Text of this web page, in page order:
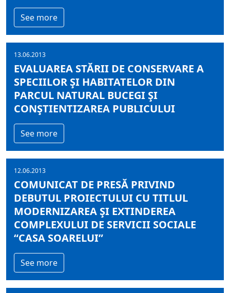
See more
13.06.2013
EVALUAREA STĂRII DE CONSERVARE A
SPECIILOR ŞI HABITATELOR DIN
PARCUL NATURAL BUCEGI ŞI
CONŞTIENTIZAREA PUBLICULUI
See more
12.06.2013
COMUNICAT DE PRESĂ PRIVIND
DEBUTUL PROIECTULUI CU TITLUL
MODERNIZAREA ŞI EXTINDEREA
COMPLEXULUI DE SERVICII SOCIALE
“CASA SOARELUI”
See more